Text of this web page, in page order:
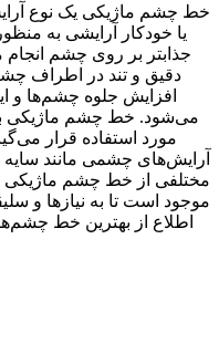
خط چشم ماژیکی یک نوع
یا خودکار آرایشی به
جذابتر بر روی چشم
دقیق و تند در اطراف
افزایش جلوه چشم‌ها و
می‌شود. خط چشم ماژیکی
مورد استفاده قرار
آرایش‌های چشمی مانند
مختلفی از خط چشم ماژیکی
موجود است تا به نیازها و
اطلاع از بهترین خط